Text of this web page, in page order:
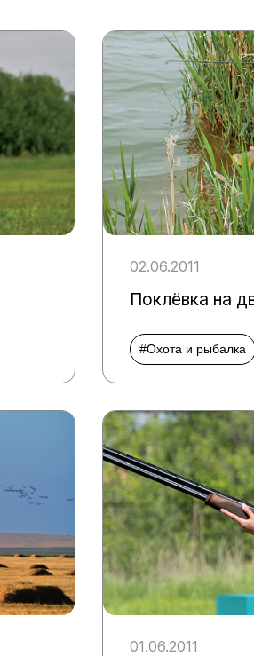
02.06.2011
Поклёвка на
#Охота и рыбалка
01.06.2011